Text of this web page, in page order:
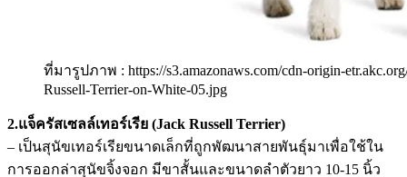
ที่มารูปภาพ : https://s3.amazonaws.com/cdn-origin-
Russell-Terrier-on-White-05.jpg
2.แจ็ครัสเซลล์เทอร์เรีย (Jack Russell Terrier)
– เป็นสุนัขเทอร์เรียขนาดเล็กที่ถูกพัฒนาสายพันธุ์มาเพื่อใช้ใน
การออกล่าสุนัขจิ้งจอก มีขาสั้นและขนาดลำตัวยาว 10-15 นิ้ว